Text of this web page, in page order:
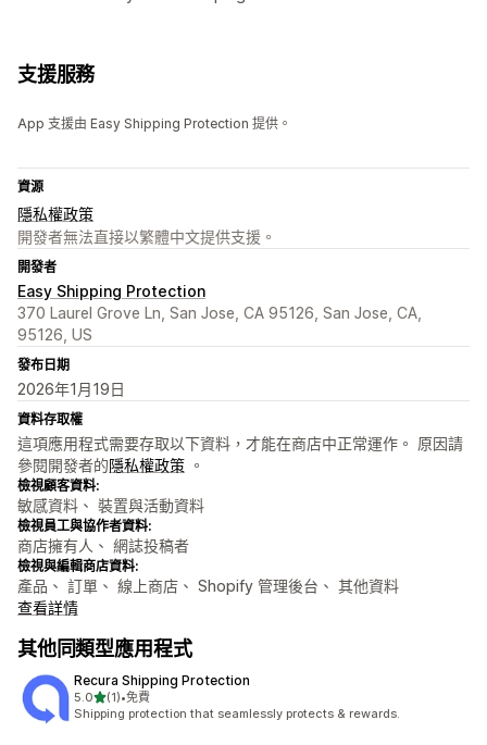
支援服務
App 支援由 Easy Shipping Protection 提供。
資源
隱私權政策
開發者無法直接以繁體中文提供支援。
開發者
Easy Shipping Protection
370 Laurel Grove Ln, San Jose, CA 95126, San Jose, CA,
95126, US
發布日期
2026年1月19日
資料存取權
這項應用程式需要存取以下資料，才能在商店中正常運作。 原因請
參閱開發者的隱私權政策 。
檢視顧客資料:
敏感資料、 裝置與活動資料
檢視員工與協作者資料:
商店擁有人、 網誌投稿者
檢視與編輯商店資料:
產品、 訂單、 線上商店、 Shopify 管理後台、 其他資料
查看詳情
其他同類型應用程式
Recura Shipping Protection
5.0滿分 5 顆星
(1)
共有 1 則評價
•免費
Shipping protection that seamlessly protects & rewards.